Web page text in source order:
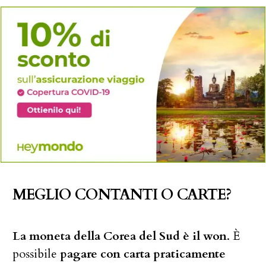
MEGLIO CONTANTI O CARTE?
La moneta della Corea del Sud è il won. È
possibile pagare con carta praticamente